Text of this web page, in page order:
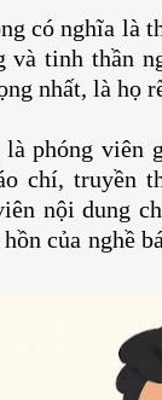
có nghĩa là
và tinh thần
nhất, là họ
phóng viên
chí, truyền
nội dung
của nghề